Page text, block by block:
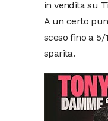
in vendita su
A un certo
sceso fino a 5/
sparita.